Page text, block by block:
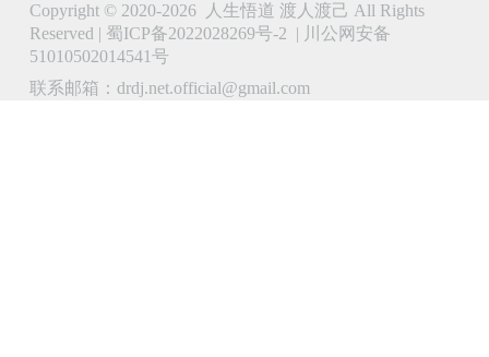
Copyright © 2020-2026 人生悟道 渡人渡己 All Rights
Reserved | 蜀ICP备2022028269号-2 |
川公网安备
51010502014541号
联系邮箱：drdj.net.official@gmail.com